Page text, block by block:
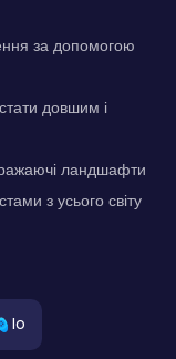
за допомогою
довшим і
ландшафти
з усього світу
Io